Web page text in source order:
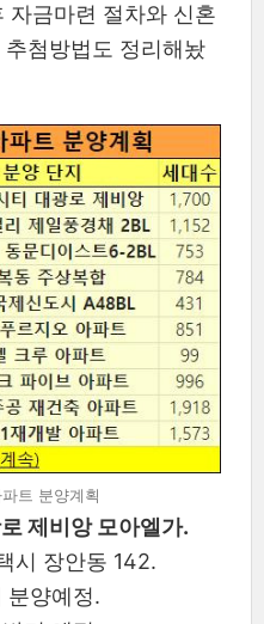
자금마련 절차와 신혼
첨방법도 정리해놨
트 분양계획
제비앙 모아엘가.
시 장안동 142.
분양예정.